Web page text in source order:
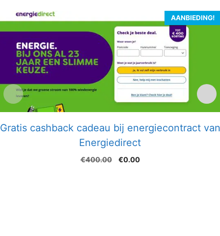
AANBIEDING!
Gratis cashback cadeau bij energiecontract van
Energiedirect
€400.00
Oorspronkelijke
€0.00Huidige